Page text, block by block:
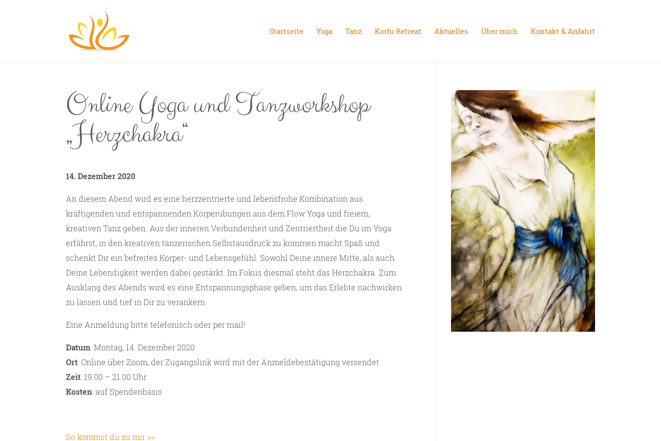
Startseite Yoga Tanz Korfu Retreat Aktuelles Über mich Kontakt & Anfahrt
Online Yoga und Tanzworkshop
„Herzchakra“
14. Dezember 2020
An diesem Abend wird es eine herzzentrierte und lebensfrohe Kombination aus
kräftigenden und entspannenden Körperübungen aus dem Flow Yoga und freiem,
kreativen Tanz geben. Aus der inneren Verbundenheit und Zentriertheit die Du im Yoga
erfährst, in den kreativen tänzerischen Selbstausdruck zu kommen macht Spaß und
schenkt Dir ein befreites Körper- und Lebensgefühl. Sowohl Deine innere Mitte, als auch
Deine Lebendigkeit werden dabei gestärkt. Im Fokus diesmal steht das Herzchakra. Zum
Ausklang des Abends wird es eine Entspannungsphase geben, um das Erlebte nachwirken
zu lassen und tief in Dir zu verankern.
Eine Anmeldung bitte telefonisch oder per mail!
Datum: Montag, 14. Dezember 2020
Ort: Online über Zoom, der Zugangslink wird mit der Anmeldebestätigung versendet
Zeit: 19.00 – 21.00 Uhr
Kosten: auf Spendenbasis
So kommst du zu mir >>